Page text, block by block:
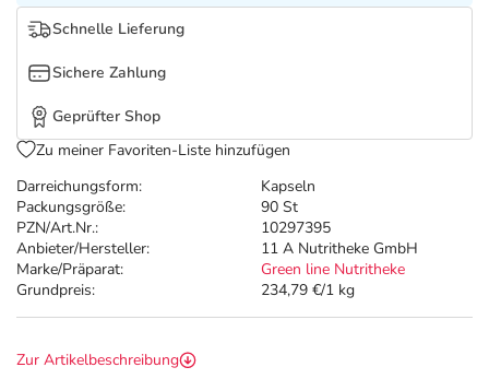
Marken
Darreichungsform:
Kapseln
Packungsgröße:
90 St
PZN/Art.Nr.:
10297395
Anbieter/Hersteller:
11 A Nutritheke GmbH
Marke/Präparat:
Green line Nutritheke
Grundpreis:
234,79 €/1 kg
Schnelle Lieferung
Sichere Zahlung
Geprüfter Shop
Zu meiner Favoriten-Liste hinzufügen
Zur Artikelbeschreibung